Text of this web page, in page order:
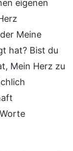
eigenen
Meine
hat? Bist du
Mein Herz zu